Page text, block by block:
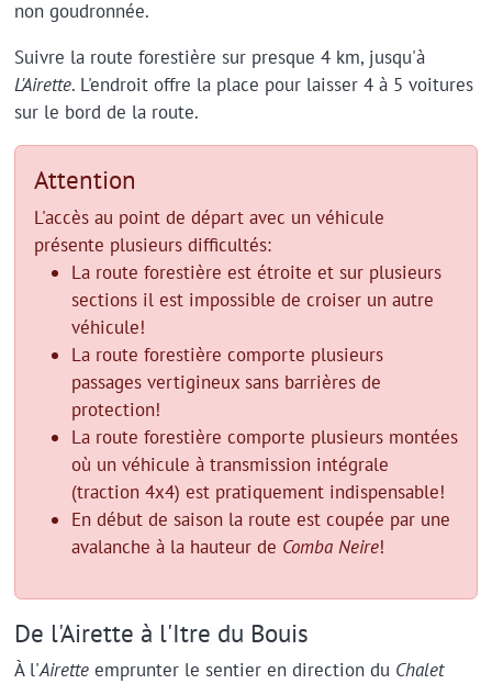
non goudronnée.
Suivre la route forestière sur presque 4 km, jusqu'à
L'Airette. L'endroit offre la place pour laisser 4 à 5 voitures
sur le bord de la route.
Attention
L'accès au point de départ avec un véhicule
présente plusieurs difficultés:
La route forestière est étroite et sur plusieurs
sections il est impossible de croiser un autre
véhicule!
La route forestière comporte plusieurs
passages vertigineux sans barrières de
protection!
La route forestière comporte plusieurs montées
où un véhicule à transmission intégrale
(traction 4x4) est pratiquement indispensable!
En début de saison la route est coupée par une
avalanche à la hauteur de Comba Neire!
De l'Airette à l'Itre du Bouis
À l'Airetteemprunter le sentier en direction du Chalet